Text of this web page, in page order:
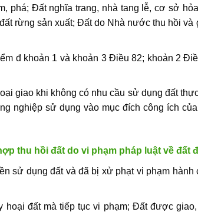
phá; Đất nghĩa trang, nhà tang lễ, cơ sở
rừng sản xuất; Đất do Nhà nước thu hồi và
đ khoản 1 và khoản 3 Điều 82; khoản 2
giao khi không có nhu cầu sử dụng đất
nghiệp sử dụng vào mục đích công ích
thu hồi đất do vi phạm pháp luật về đất
sử dụng đất và đã bị xử phạt vi phạm hành
đất mà tiếp tục vi phạm; Đất được